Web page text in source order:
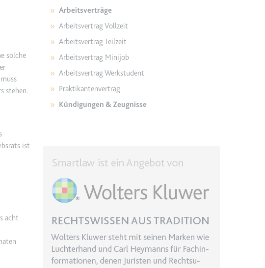
messen, indem Daten über die
hinweg gesammelt werden.
auf der Website - Dies dient
solche
stehen.
ist
acht
Arbeitsverträge
Arbeitsvertrag Vollzeit
Arbeitsvertrag Teilzeit
Arbeitsvertrag Minijob
Arbeitsvertrag Werkstudent
Praktikantenvertrag
Kündigungen & Zeugnisse